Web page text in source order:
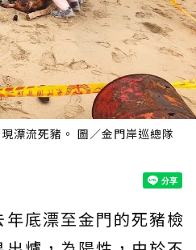
漂流死豬。 圖／金門岸巡總隊
年底漂至金門的死豬檢